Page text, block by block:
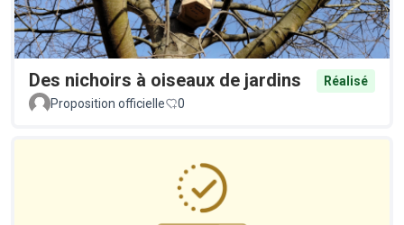
Des nichoirs à oiseaux de jardins
Réalisé
Proposition officielle
0